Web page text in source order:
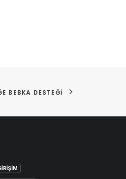
BEBKA DESTEĞI